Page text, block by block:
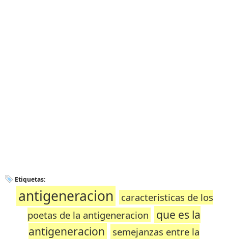
Etiquetas:
antigeneracion
caracteristicas de los
poetas de la antigeneracion
que es la
antigeneracion
semejanzas entre la